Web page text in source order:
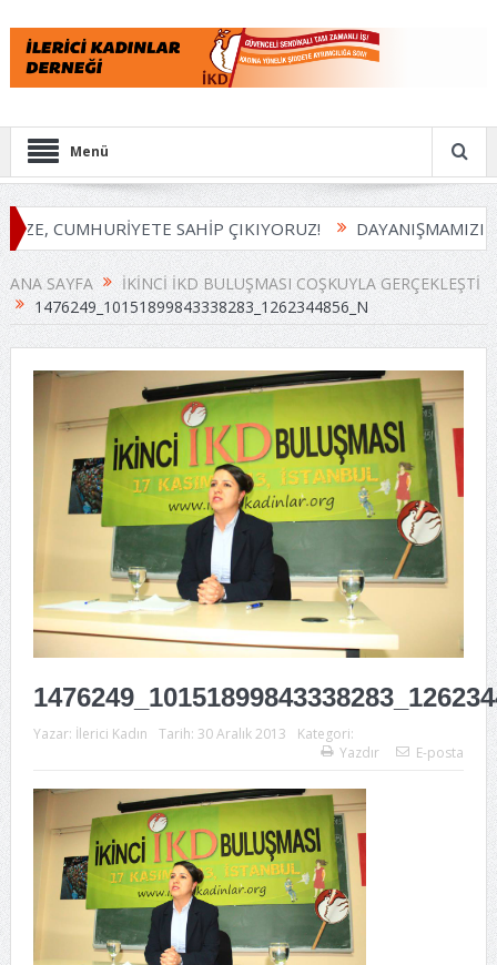
Menü
CUMHURİYETE SAHİP ÇIKIYORUZ! DAYANIŞMAMIZI
ANA SAYFA
İKINCI İKD BULUŞMASI COŞKUYLA GERÇEKLEŞTI
1476249_10151899843338283_1262344856_N
Yazar: İlerici Kadın Tarih: 30 Aralık 2013
Kategori:
Yazdır
E-posta